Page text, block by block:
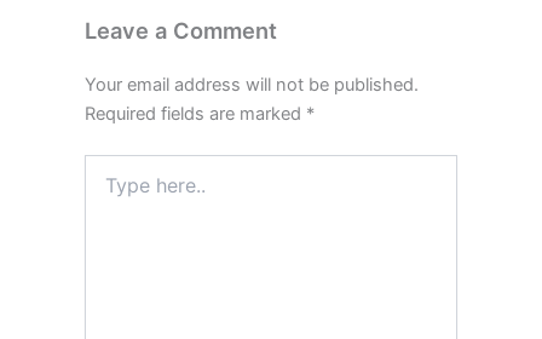
Leave a Comment
Your email address will not be published.
Required fields are marked *
here..